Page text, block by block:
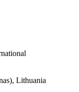
Lithuania